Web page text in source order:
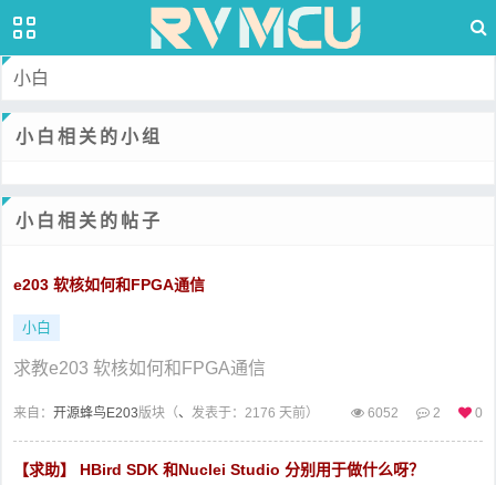
小白
小白相关的小组
小白相关的帖子
e203 软核如何和FPGA通信
小白
求教e203 软核如何和FPGA通信
来自： 开源蜂鸟E203版块（、 发表于：2176 天前） 6052 2 0
【求助】 HBird SDK 和Nuclei Studio 分别用于做什么呀？